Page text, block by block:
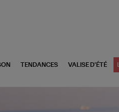
TENDANCES VALISE D'ÉTÉ